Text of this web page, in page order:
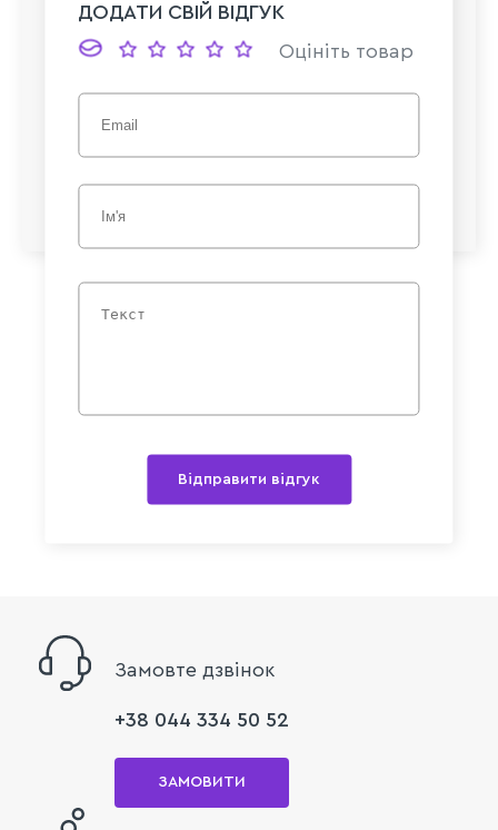
ДОДАТИ СВІЙ ВІДГУК
Оцініть товар
Відправити відгук
Замовте дзвінок
+38 044 334 50 52
ЗАМОВИТИ